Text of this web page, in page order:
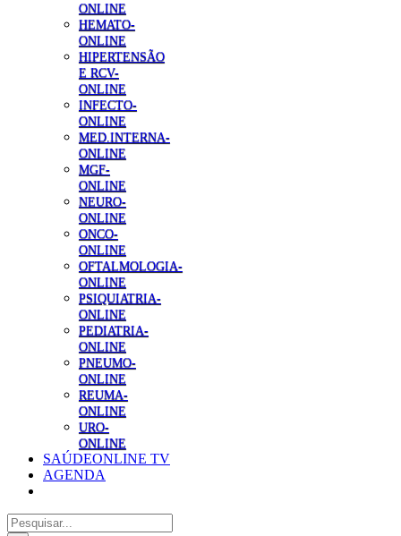
ONLINE
HEMATO-
ONLINE
HIPERTENSÃO
E RCV-
ONLINE
INFECTO-
ONLINE
MED.INTERNA-
ONLINE
MGF-
ONLINE
NEURO-
ONLINE
ONCO-
ONLINE
OFTALMOLOGIA-
ONLINE
PSIQUIATRIA-
ONLINE
PEDIATRIA-
ONLINE
PNEUMO-
ONLINE
REUMA-
ONLINE
URO-
ONLINE
SAÚDEONLINE TV
AGENDA
Pesquisar